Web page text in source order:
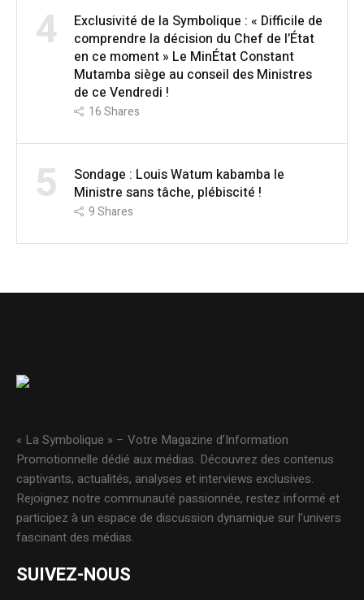
4
Exclusivité de la Symbolique : « Difficile de
comprendre la décision du Chef de l’État
en ce moment » Le MinÉtat Constant
Mutamba siège au conseil des Ministres
de ce Vendredi !
16Shares
5
Sondage : Louis Watum kabamba le
Ministre sans tâche, plébiscité !
9Shares
« La Symbolique » – Votre Magazine d’Information
Promotionnelle dédié aux médias. Découvrez des contenus
captivants, actualités, analyses et interviews exclusives.
Rejoignez notre communauté passionnée, restez informé et
participez à un espace de discussion dynamique sur l’univers
fascinant des médias.
SUIVEZ-NOUS